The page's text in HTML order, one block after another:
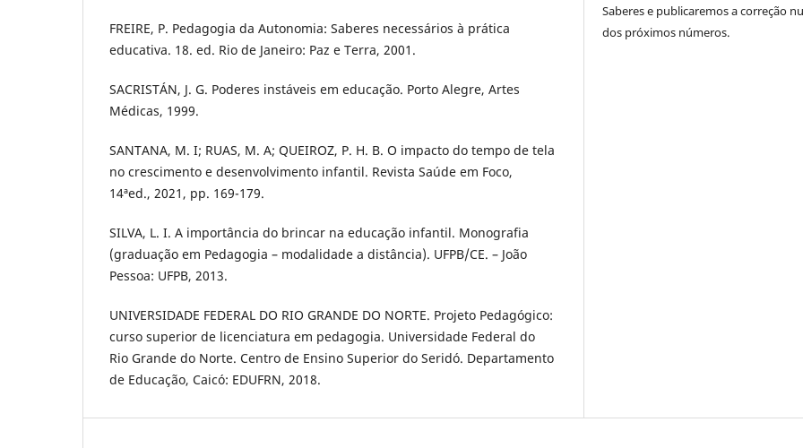
FREIRE, P. Pedagogia da Autonomia: Saberes necessários à prática
educativa. 18. ed. Rio de Janeiro: Paz e Terra, 2001.
SACRISTÁN, J. G. Poderes instáveis em educação. Porto Alegre, Artes
Médicas, 1999.
SANTANA, M. I; RUAS, M. A; QUEIROZ, P. H. B. O impacto do tempo de tela
no crescimento e desenvolvimento infantil. Revista Saúde em Foco,
14ªed., 2021, pp. 169-179.
SILVA, L. I. A importância do brincar na educação infantil. Monografia
(graduação em Pedagogia – modalidade a distância). UFPB/CE. – João
Pessoa: UFPB, 2013.
UNIVERSIDADE FEDERAL DO RIO GRANDE DO NORTE. Projeto Pedagógico:
curso superior de licenciatura em pedagogia. Universidade Federal do
Rio Grande do Norte. Centro de Ensino Superior do Seridó. Departamento
de Educação, Caicó: EDUFRN, 2018.
Saberes e publicaremos a correção
dos próximos números.